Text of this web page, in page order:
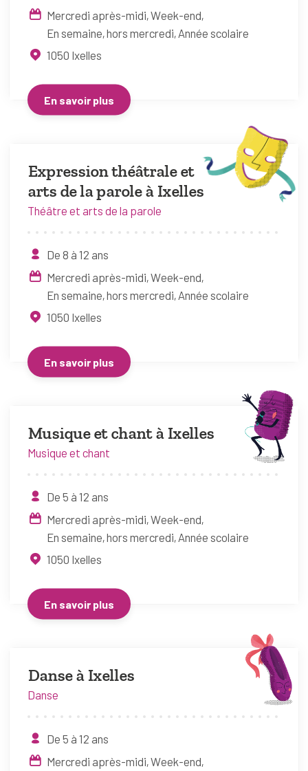
Mercredi après-midi Week-end
En semaine, hors mercredi Année scolaire
1050 Ixelles
En savoir plus
Expression théâtrale et
arts de la parole à Ixelles
Théâtre et arts de la parole
De 8 à 12 ans
Mercredi après-midi Week-end
En semaine, hors mercredi Année scolaire
1050 Ixelles
En savoir plus
Musique et chant à Ixelles
Musique et chant
De 5 à 12 ans
Mercredi après-midi Week-end
En semaine, hors mercredi Année scolaire
1050 Ixelles
En savoir plus
Danse à Ixelles
Danse
De 5 à 12 ans
Mercredi après-midi Week-end